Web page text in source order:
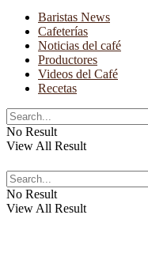
Baristas News
Cafeterías
Noticias del café
Productores
Videos del Café
Recetas
No Result
View All Result
No Result
View All Result